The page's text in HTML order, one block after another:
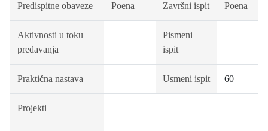
Predispitne obaveze Poena Završni ispit Poena
Aktivnosti u toku
predavanja
Pismeni
ispit
Praktična nastava Usmeni ispit 60
Projekti